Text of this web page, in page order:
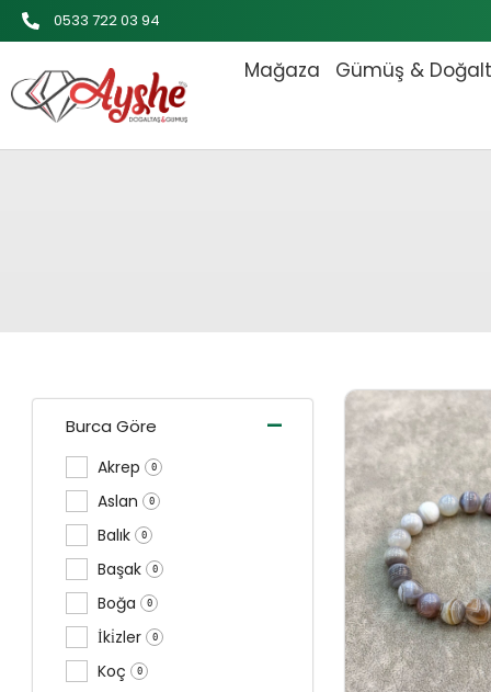
İçeriğe
atla
0533 722 03 94
Mağaza Gümüş &
Burca Göre -
Akrep 0
Aslan 0
Balık 0
Başak 0
Boğa 0
İki̇zler 0
Koç 0
Orijinal